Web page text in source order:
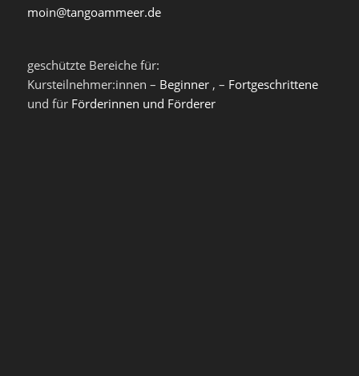
moin@tangoammeer.de
geschützte Bereiche für:
Kursteilnehmer:innen – Beginner, – Fortgeschrittene
und für Förderinnen und Förderer